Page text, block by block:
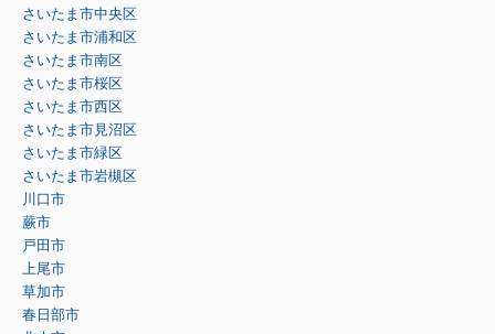
さいたま市中央区
さいたま市浦和区
さいたま市南区
さいたま市桜区
さいたま市西区
さいたま市見沼区
さいたま市緑区
さいたま市岩槻区
川口市
蕨市
戸田市
上尾市
草加市
春日部市